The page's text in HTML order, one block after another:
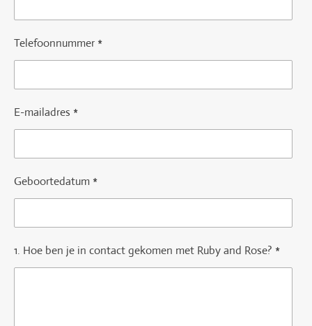
Telefoonnummer *
E-mailadres *
Geboortedatum *
1. Hoe ben je in contact gekomen met Ruby and Rose? *